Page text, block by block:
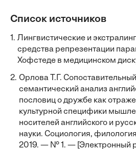
Список источников
1. Лингвистические и
средства репрезентации
Хофстеде в медицинском
2. Орлова Т.Г.
семантический анализ
пословиц о дружбе как
культурной специфики
носителей английского и
науки. Социология,
2019. — № 1. — [Электронный